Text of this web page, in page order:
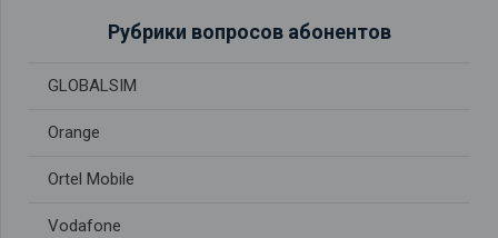
Рубрики вопросов абонентов
GLOBALSIM
Orange
Ortel Mobile
Vodafone